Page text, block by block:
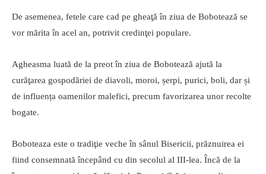
De asemenea, fetele care cad pe gheaţă în ziua de Bobotează se
vor mărita în acel an, potrivit credinţei populare.
Agheasma luată de la preot în ziua de Bobotează ajută la
curăţarea gospodăriei de diavoli, moroi, șerpi, purici, boli, dar și
de influența oamenilor malefici, precum favorizarea unor recolte
bogate.
Boboteaza este o tradiţie veche în sânul Bisericii, prăznuirea ei
fiind consemnată începând cu din secolul al III-lea. Încă de la